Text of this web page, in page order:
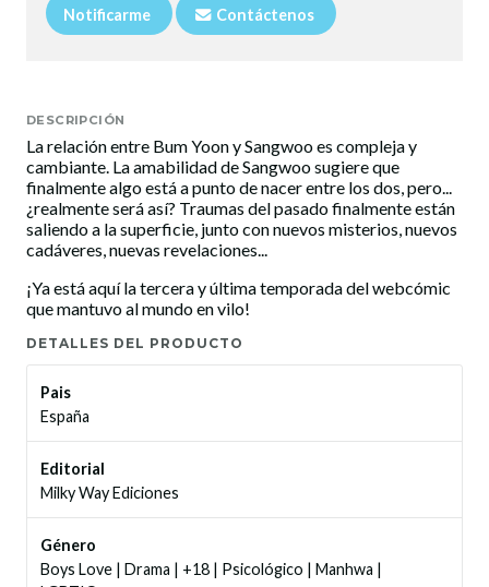
Notificarme Contáctenos
DESCRIPCIÓN
La relación entre Bum Yoon y Sangwoo es compleja y
cambiante. La amabilidad de Sangwoo sugiere que
finalmente algo está a punto de nacer entre los dos, pero...
¿realmente será así? Traumas del pasado finalmente están
saliendo a la superficie, junto con nuevos misterios, nuevos
cadáveres, nuevas revelaciones...
¡Ya está aquí la tercera y última temporada del webcómic
que mantuvo al mundo en vilo!
DETALLES DEL PRODUCTO
Pais
España
Editorial
Milky Way Ediciones
Género
Boys Love | Drama | +18 | Psicológico | Manhwa |